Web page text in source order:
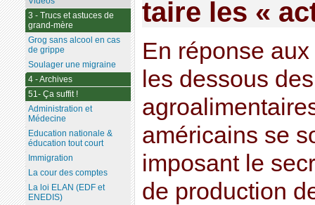
taire les «
En réponse
les dessous
américains se
imposant le
de production
3 - Trucs et astuces de
grand-mère
Grog sans alcool en cas
de grippe
Soulager une migraine
4 - Archives
51- Ça suffit !
Administration et
Médecine
Education nationale &
éducation tout court
Immigration
La cour des comptes
La loi ELAN (EDF et
ENEDIS)